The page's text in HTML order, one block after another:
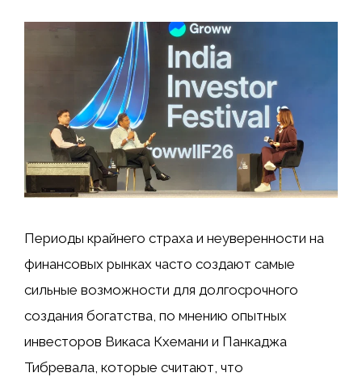
Периоды крайнего страха и неуверенности на
финансовых рынках часто создают самые
сильные возможности для долгосрочного
создания богатства, по мнению опытных
инвесторов Викаса Кхемани и Панкаджа
Тибревала, которые считают, что